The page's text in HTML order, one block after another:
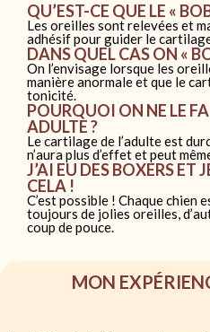
QU’EST-CE QUE LE «
Les oreilles sont relevées et
adhésif pour guider le
DANS QUEL CAS ON «
On l’envisage lorsque les
manière anormale et que le
tonicité.
POURQUOI ON NE LE
ADULTE ?
Le cartilage de l’adulte est
n’aura plus d’effet et peut
J’AI EU DES BOXERS ET
CELA !
C’est possible ! Chaque
toujours de jolies oreilles,
coup de pouce.
MON